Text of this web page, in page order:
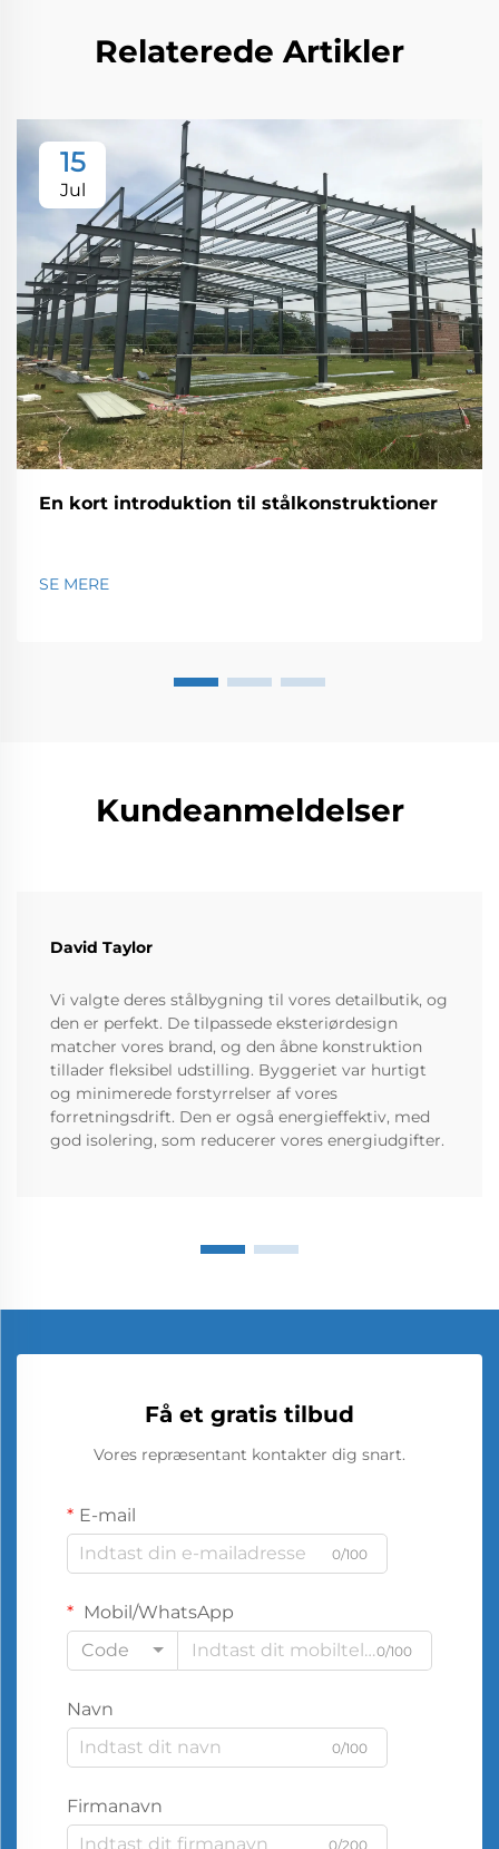
Relaterede Artikler
15
Jul
En kort introduktion til stålkonstruktioner
SE MERE
Kundeanmeldelser
David Taylor
Vi valgte deres stålbygning til vores detailbutik, og
den er perfekt. De tilpassede eksteriørdesign
matcher vores brand, og den åbne konstruktion
tillader fleksibel udstilling. Byggeriet var hurtigt
og minimerede forstyrrelser af vores
forretningsdrift. Den er også energieffektiv, med
god isolering, som reducerer vores energiudgifter.
Få et gratis tilbud
Vores repræsentant kontakter dig snart.
E-mail
0/100
Mobil/WhatsApp
Code
0/100
Navn
0/100
Firmanavn
0/200